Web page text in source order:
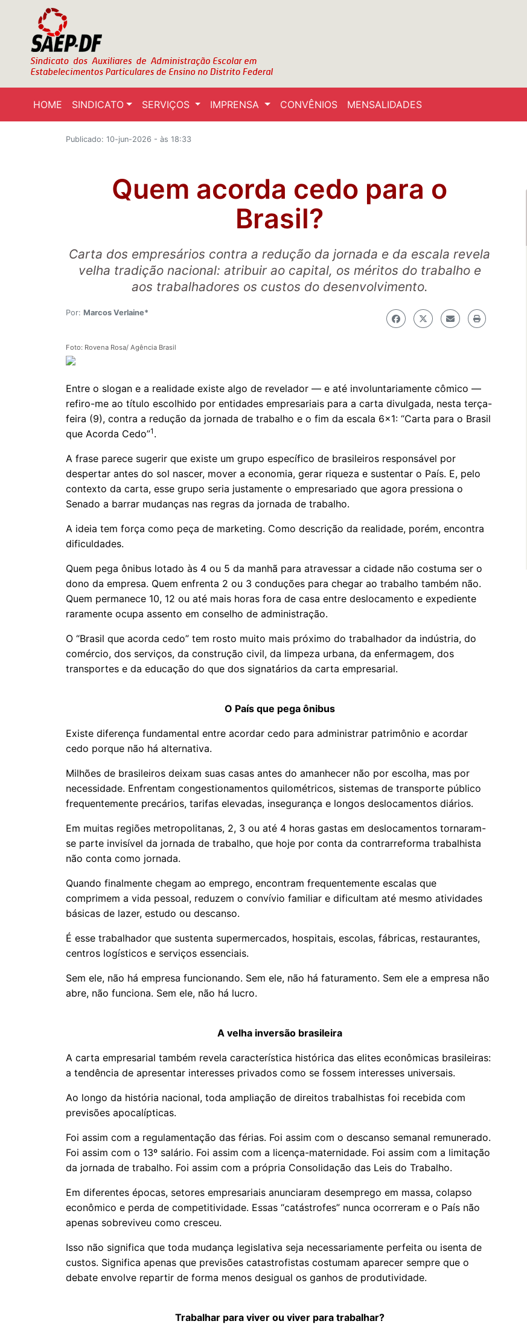
HOME SINDICATO SERVIÇOS IMPRENSA CONVÊNIOS MENSALIDADES
Publicado: 10-jun-2026 - às 18:33
Quem acorda cedo para o
Brasil?
Carta dos empresários contra a redução da jornada e da escala revela
velha tradição nacional: atribuir ao capital, os méritos do trabalho e
aos trabalhadores os custos do desenvolvimento.
Por: Marcos Verlaine*
Foto: Rovena Rosa/ Agência Brasil
Entre o slogan e a realidade existe algo de revelador — e até involuntariamente cômico —
refiro-me ao título escolhido por entidades empresariais para a carta divulgada, nesta terça-
feira (9), contra a redução da jornada de trabalho e o fim da escala 6x1: “Carta para o Brasil
que Acorda Cedo”1 .
A frase parece sugerir que existe um grupo específico de brasileiros responsável por
despertar antes do sol nascer, mover a economia, gerar riqueza e sustentar o País. E, pelo
contexto da carta, esse grupo seria justamente o empresariado que agora pressiona o
Senado a barrar mudanças nas regras da jornada de trabalho.
A ideia tem força como peça de marketing. Como descrição da realidade, porém, encontra
dificuldades.
Quem pega ônibus lotado às 4 ou 5 da manhã para atravessar a cidade não costuma ser o
dono da empresa. Quem enfrenta 2 ou 3 conduções para chegar ao trabalho também não.
Quem permanece 10, 12 ou até mais horas fora de casa entre deslocamento e expediente
raramente ocupa assento em conselho de administração.
O “Brasil que acorda cedo” tem rosto muito mais próximo do trabalhador da indústria, do
comércio, dos serviços, da construção civil, da limpeza urbana, da enfermagem, dos
transportes e da educação do que dos signatários da carta empresarial.
O País que pega ônibus
Existe diferença fundamental entre acordar cedo para administrar patrimônio e acordar
cedo porque não há alternativa.
Milhões de brasileiros deixam suas casas antes do amanhecer não por escolha, mas por
necessidade. Enfrentam congestionamentos quilométricos, sistemas de transporte público
frequentemente precários, tarifas elevadas, insegurança e longos deslocamentos diários.
Em muitas regiões metropolitanas, 2, 3 ou até 4 horas gastas em deslocamentos tornaram-
se parte invisível da jornada de trabalho, que hoje por conta da contrarreforma trabalhista
não conta como jornada.
Quando finalmente chegam ao emprego, encontram frequentemente escalas que
comprimem a vida pessoal, reduzem o convívio familiar e dificultam até mesmo atividades
básicas de lazer, estudo ou descanso.
É esse trabalhador que sustenta supermercados, hospitais, escolas, fábricas, restaurantes,
centros logísticos e serviços essenciais.
Sem ele, não há empresa funcionando. Sem ele, não há faturamento. Sem ele a empresa não
abre, não funciona. Sem ele, não há lucro.
A velha inversão brasileira
A carta empresarial também revela característica histórica das elites econômicas brasileiras:
a tendência de apresentar interesses privados como se fossem interesses universais.
Ao longo da história nacional, toda ampliação de direitos trabalhistas foi recebida com
previsões apocalípticas.
Foi assim com a regulamentação das férias. Foi assim com o descanso semanal remunerado.
Foi assim com o 13º salário. Foi assim com a licença-maternidade. Foi assim com a limitação
da jornada de trabalho. Foi assim com a própria Consolidação das Leis do Trabalho.
Em diferentes épocas, setores empresariais anunciaram desemprego em massa, colapso
econômico e perda de competitividade. Essas “catástrofes” nunca ocorreram e o País não
apenas sobreviveu como cresceu.
Isso não significa que toda mudança legislativa seja necessariamente perfeita ou isenta de
custos. Significa apenas que previsões catastrofistas costumam aparecer sempre que o
debate envolve repartir de forma menos desigual os ganhos de produtividade.
Trabalhar para viver ou viver para trabalhar?